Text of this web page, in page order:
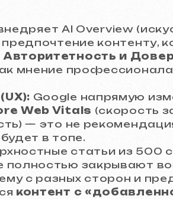
AI Overview
контенту,
и
мнение
Google напрямую
Web Vitals (скорость
— это не
в топе.
статьи из 500
закрывают
с разных сторон и
контент с